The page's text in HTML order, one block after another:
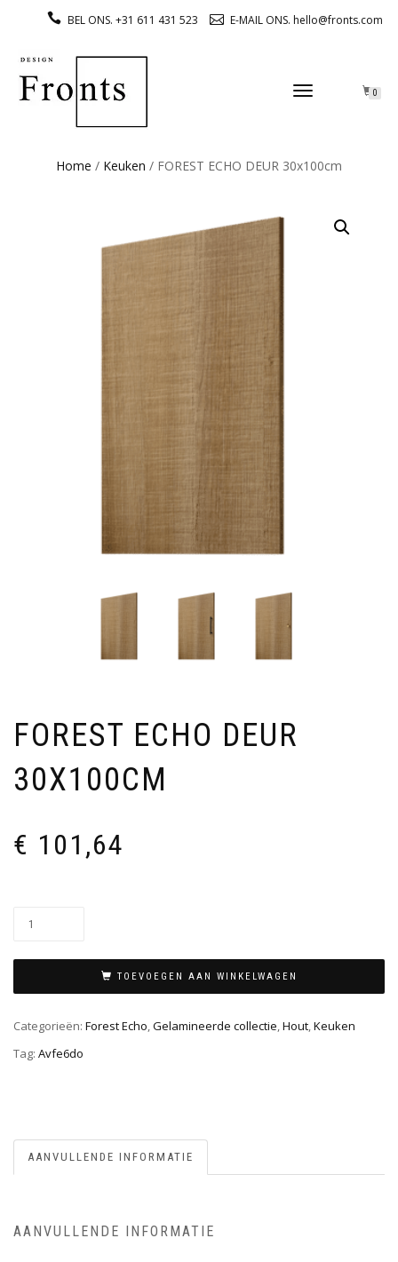
BEL ONS. +31 611 431 523 E-MAIL ONS. hello@fronts.com
TOGGLE
0
Home / Keuken / FOREST ECHO DEUR 30x100cm
FOREST ECHO DEUR
30X100CM
€ 101,64
TOEVOEGEN AAN WINKELWAGEN
Categorieën: Forest Echo,Gelamineerde collectie,Hout,Keuken
Tag: Avfe6do
AANVULLENDE INFORMATIE
AANVULLENDE INFORMATIE